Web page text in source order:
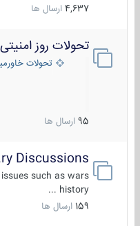
4,637 ارسال ها
تحولات روز امنیتی
تحولات
95 ارسال ها
Discussions
issues such as wars
history ...
159 ارسال ها